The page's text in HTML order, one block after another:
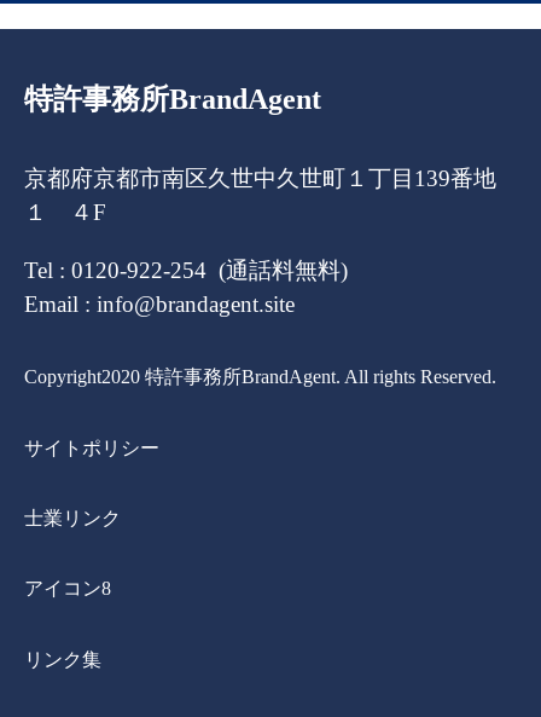
特許事務所BrandAgent
京都府京都市南区久世中久世町１丁目139番地
１ ４F
Tel : 0120-922-254 (通話料無料)
Email : info@brandagent.site
Copyright2020 特許事務所BrandAgent. All rights Reserved.
サイトポリシー
士業リンク
アイコン8
リンク集